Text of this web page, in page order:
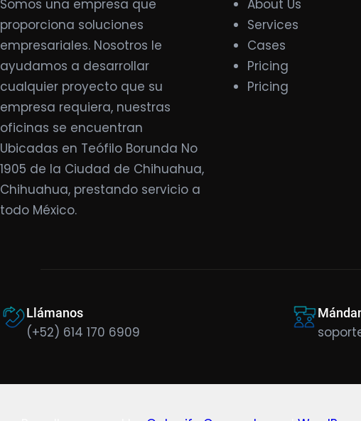
Somos una empresa que
proporciona soluciones
empresariales. Nosotros le
ayudamos a desarrollar
cualquier proyecto que su
empresa requiera, nuestras
oficinas se encuentran
Ubicadas en Teófilo Borunda No
1905 de la Ciudad de Chihuahua,
Chihuahua, prestando servicio a
todo México.
About Us
Services
Cases
Pricing
Pricing
Llámanos
(+52) 614 170 6909